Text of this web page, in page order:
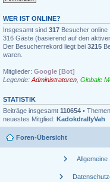
WER IST ONLINE?
Insgesamt sind 317 Besucher online
316 Gäste (basierend auf den
Der Besucherrekord liegt bei 3215
waren.
Mitglieder: Google [Bot]
Legende: Administratoren Globale
STATISTIK
Beiträge insgesamt 110654 •
neuestes Mitglied: KadokdrallyVah
Foren-Übersicht
chevron_right
chevron_right